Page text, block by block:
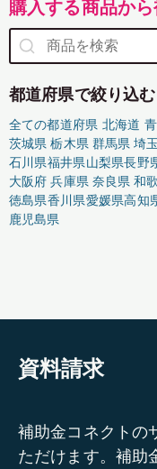
購入する商品か
都道府県で絞り込む
全ての都道府県 北海道
茨城県 栃木県 群馬県 埼
石川県福井県山梨県長野
大阪府 兵庫県 奈良県 和
徳島県香川県愛媛県高知
鹿児島県
資料請求
補助金コネクトの
ただけます。補助